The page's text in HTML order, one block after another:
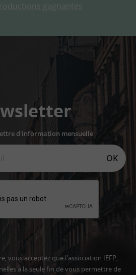
gagnantes
d'information mensuelle
OK
vous acceptez que l'association IEFP,
à la seule fin de vous permettre de